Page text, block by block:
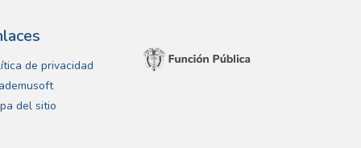
de privacidad
del sitio